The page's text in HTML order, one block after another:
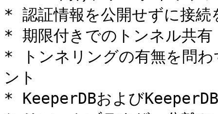
* 認証情報を公開せずに接続
* 期限付きでのトンネル共有
* トンネリングの有無を問わ
ント
* KeeperDBおよび